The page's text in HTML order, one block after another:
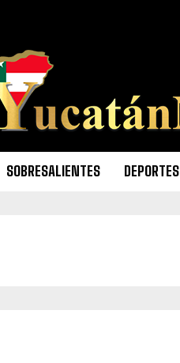
SOBRESALIENTES DEPORTES